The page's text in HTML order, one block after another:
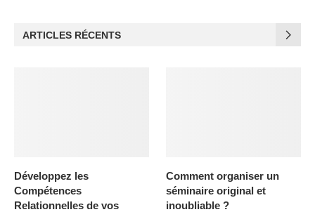
ARTICLES RÉCENTS
Développez les
Compétences
Relationnelles de vos
Comment organiser un
séminaire original et
inoubliable ?